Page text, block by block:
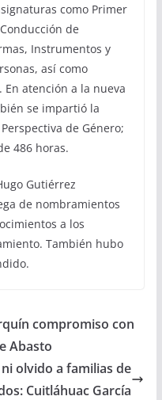
como Primer
de
Instrumentos y
así como
atención a la nueva
se impartió la
de Género;
486 horas.
Gutiérrez
de nombramientos
a los
También hubo
compromiso con
Abasto
olvido a familias de
Cuitláhuac García